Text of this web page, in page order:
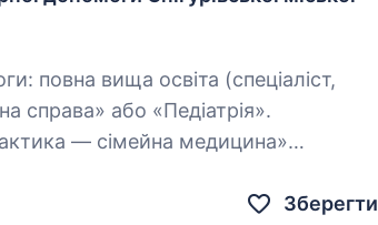
справа» або «Педіатрія».
— сімейна медицина»
Зберегти